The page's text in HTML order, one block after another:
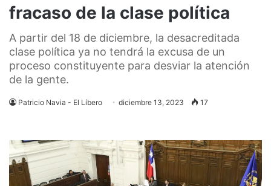
fracaso de la clase política
A partir del 18 de diciembre, la desacreditada
clase política ya no tendrá la excusa de un
proceso constituyente para desviar la atención
de la gente.
Patricio Navia - El Líbero diciembre 13, 2023 17